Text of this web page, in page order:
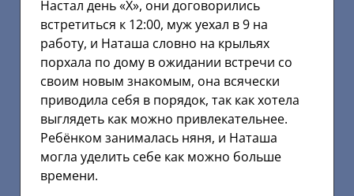
Настал день «Х», они договорились
встретиться к 12:00, муж уехал в 9 на
работу, и Наташа словно на крыльях
порхала по дому в ожидании встречи со
своим новым знакомым, она всячески
приводила себя в порядок, так как хотела
выглядеть как можно привлекательнее.
Ребёнком занималась няня, и Наташа
могла уделить себе как можно больше
времени.